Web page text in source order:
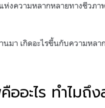
งความหลากหลายทางชีวภ
มา เกิดอะไรขึ้นกับความหล
ออะไร ทำไมถึ